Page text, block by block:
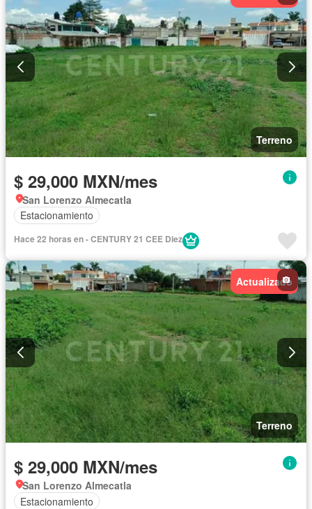
Terreno
$ 29,000 MXN/mes
San Lorenzo Almecatla
Estacionamiento
Hace 22 horas en - CENTURY 21 CEE Diez
Actualizado
Terreno
$ 29,000 MXN/mes
San Lorenzo Almecatla
Estacionamiento